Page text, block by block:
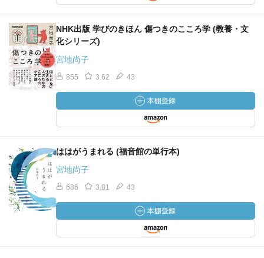
NHK出版 学びのきほん 傷つきのこころ学 (教養・文
化シリーズ)
宮地尚子
855 3.62 43
ははがうまれる (福音館の単行本)
宮地尚子
686 3.81 43